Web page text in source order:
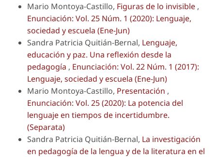
Mario Montoya-Castillo, Figuras de lo invisible ,
Enunciación: Vol. 25 Núm. 1 (2020): Lenguaje,
sociedad y escuela (Ene-Jun)
Sandra Patricia Quitián-Bernal, Lenguaje,
educación y paz. Una reflexión desde la
pedagogía , Enunciación: Vol. 22 Núm. 1 (2017):
Lenguaje, sociedad y escuela (Ene-Jun)
Mario Montoya-Castillo, Presentación ,
Enunciación: Vol. 25 (2020): La potencia del
lenguaje en tiempos de incertidumbre.
(Separata)
Sandra Patricia Quitián-Bernal, La investigación
en pedagogía de la lengua y de la literatura en el